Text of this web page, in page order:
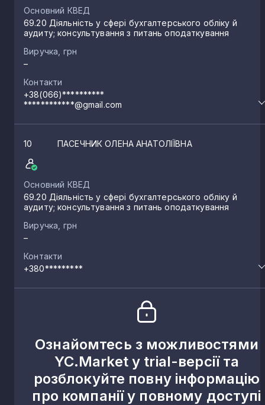
Основний КВЕД
69.20 Діяльність у сфері бухгалтерського обліку й
аудиту; консультування з питань оподаткування
Виручка, грн
–
Контакти
+38(066)**********
************@gmail.com
10 ПАСЕЧНИК ОЛЕНА АНАТОЛІЇВНА
Основний КВЕД
69.20 Діяльність у сфері бухгалтерського обліку й
аудиту; консультування з питань оподаткування
Виручка, грн
–
Контакти
+380*********
Ознайомтесь з можливостями
YC.Market у trial-версії та
розблокуйте повну інформацію
про компанії у повному доступі